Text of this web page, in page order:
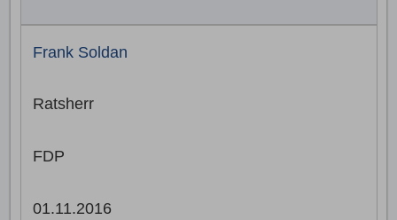
Frank Soldan
Ratsherr
FDP
01.11.2016